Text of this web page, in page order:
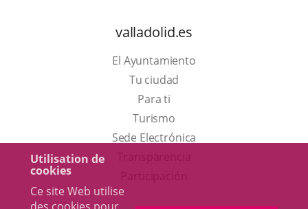
Utilisation de
cookies
Ce site Web utilise
valladolid.es
El Ayuntamiento
Tu ciudad
Para ti
TurismoEste
enlace
Sede Electrónica